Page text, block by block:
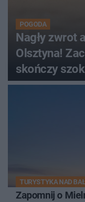
POGODA
Nagły zwrot
Olsztyna!
skończy
TURYSTYKA NAD
Zapomnij o